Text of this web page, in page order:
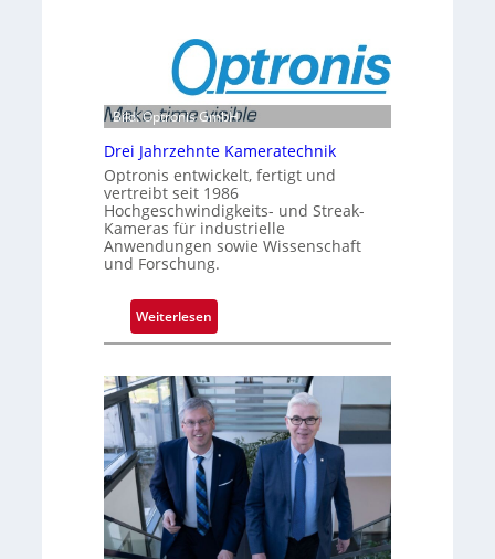
Bild: Optronis GmbH
Drei Jahrzehnte Kameratechnik
Optronis entwickelt, fertigt und
vertreibt seit 1986
Hochgeschwindigkeits- und Streak-
Kameras für industrielle
Anwendungen sowie Wissenschaft
und Forschung.
Weiterlesen:
D
e
i
J
a
h
r
z